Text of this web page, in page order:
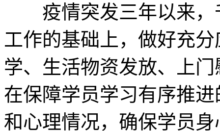
疫情突发三年以来，
工作的基础上，做好充
学、生活物资发放、上
在保障学员学习有序推
和心理情况，确保学员